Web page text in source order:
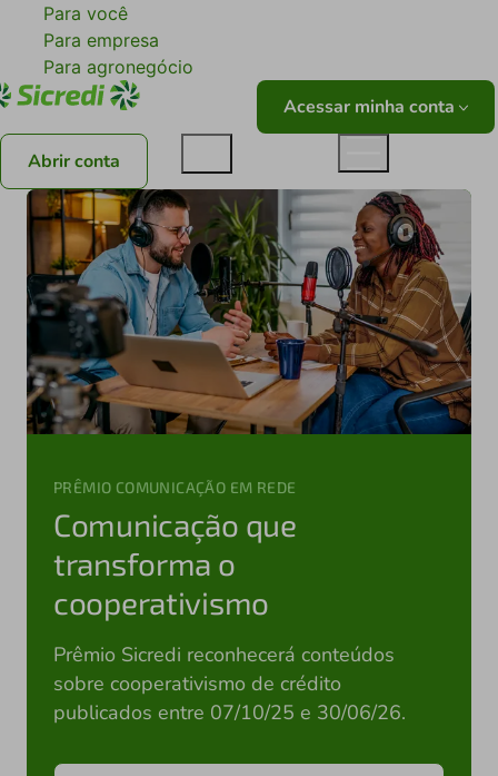
Para você
Para empresa
Para agronegócio
Acessar minha conta
Abrir conta
PRÊMIO COMUNICAÇÃO EM REDE
Comunicação que
transforma o
cooperativismo
Prêmio Sicredi reconhecerá conteúdos
sobre cooperativismo de crédito
publicados entre 07/10/25 e 30/06/26.